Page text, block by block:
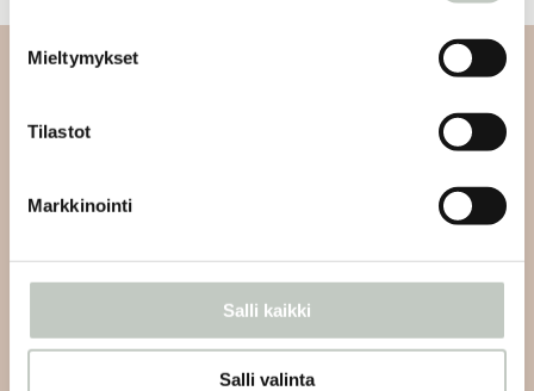
Mieltymykset
Tilastot
Markkinointi
Salli kaikki
Salli valinta
Tilaa uutiskirjeemme ja saat tiedon uusista tapahtumista
ja Roots Journaleista ensimmäisten joukossa: